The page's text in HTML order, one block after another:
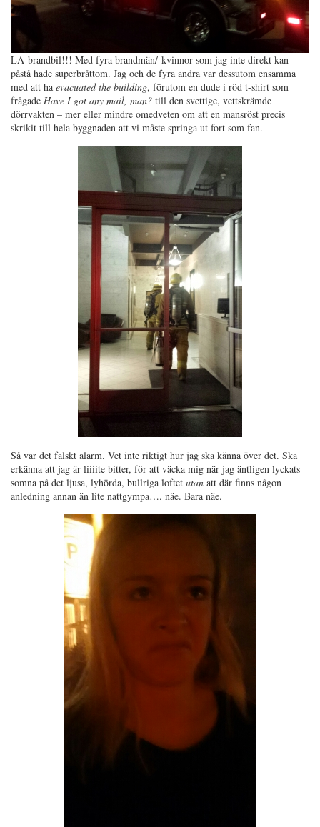
LA-brandbil!!! Med fyra brandmän/-kvinnor som jag inte direkt kan
påstå hade superbråttom. Jag och de fyra andra var dessutom ensamma
med att ha evacuated the building, förutom en dude i röd t-shirt som
frågade Have I got any mail, man? till den svettige, vettskrämde
dörrvakten – mer eller mindre omedveten om att en mansröst precis
skrikit till hela byggnaden att vi måste springa ut fort som fan.
Så var det falskt alarm. Vet inte riktigt hur jag ska känna över det. Ska
erkänna att jag är liiiite bitter, för att väcka mig när jag äntligen lyckats
somna på det ljusa, lyhörda, bullriga loftet utan att där finns någon
anledning annan än lite nattgympa…. näe. Bara näe.